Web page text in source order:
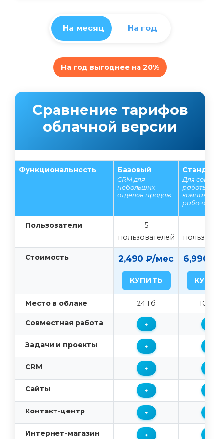
На месяц На год
На год выгоднее на 20%
Сравнение тарифов
облачной версии
Функциональность Базовый
CRM для
небольших
отделов продаж
Для
работы
компании
рабочих
Пользователи
5
пользователей
Стоимость 2,490 ₽/мес
КУПИТЬ
6,990
Место в облаке 24 Гб 100
Совместная работа +
Задачи и проекты +
CRM +
Сайты +
Контакт-центр +
Интернет-магазин +